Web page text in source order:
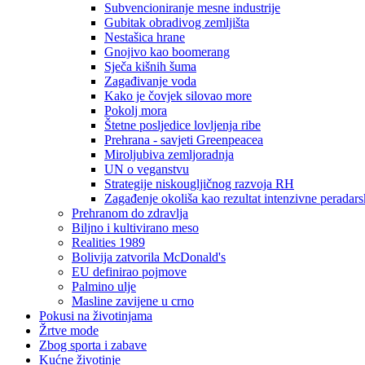
Subvencioniranje mesne industrije
Gubitak obradivog zemljišta
Nestašica hrane
Gnojivo kao boomerang
Sječa kišnih šuma
Zagađivanje voda
Kako je čovjek silovao more
Pokolj mora
Štetne posljedice lovljenja ribe
Prehrana - savjeti Greenpeacea
Miroljubiva zemljoradnja
UN o veganstvu
Strategije niskougljičnog razvoja RH
Zagađenje okoliša kao rezultat intenzivne
Prehranom do zdravlja
Biljno i kultivirano meso
Realities 1989
Bolivija zatvorila McDonald's
EU definirao pojmove
Palmino ulje
Masline zavijene u crno
Pokusi na životinjama
Žrtve mode
Zbog sporta i zabave
Kućne životinje